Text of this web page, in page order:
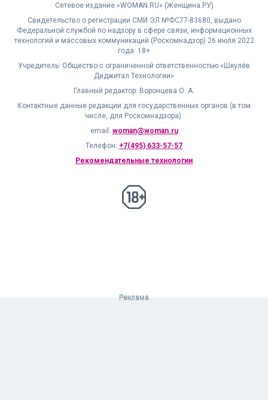
Сетевое издание «WOMAN.RU» (Женщина.РУ)
Свидетельство о регистрации СМИ ЭЛ №ФС77-83680, выдано
Федеральной службой по надзору в сфере связи, информационных
технологий и массовых коммуникаций (Роскомнадзор) 26 июля 2022
года. 18+
Учредитель: Общество с ограниченной ответственностью «Шкулёв
Диджитал Технологии»
Главный редактор: Воронцева О. А.
Контактные данные редакции для государственных органов (в том
числе, для Роскомнадзора):
email: woman@woman.ru
Телефон: +7(495) 633-57-57
Рекомендательные технологии
18+